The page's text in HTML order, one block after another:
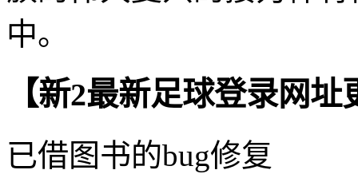
中。
【新2最新足球登录网
已借图书的bug修复